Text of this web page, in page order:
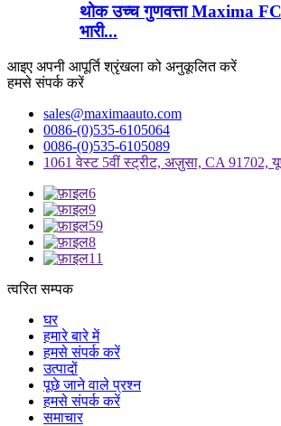
थोक उच्च गुणवत्ता Maxima
भारी...
आइए अपनी आपूर्ति श्रृंखला को अनुकूलित करें
हमसे संपर्क करें
sales@maximaauto.com
0086-(0)535-6105064
0086-(0)535-6105089
1061 वेस्ट 5वीं स्ट्रीट, अज़ुसा, CA 91702,
त्वरित सम्पक
घर
हमारे बारे में
हमसे संपर्क करें
उत्पादों
पूछे जाने वाले प्रश्न
हमसे संपर्क करें
समाचार